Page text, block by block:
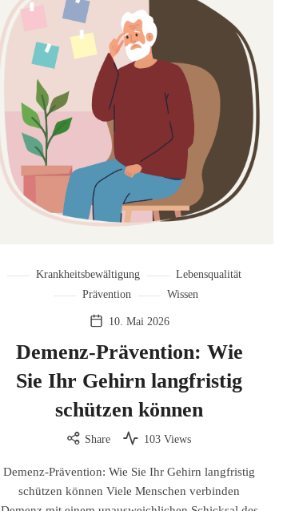
Krankheitsbewältigung
Lebensqualität
Prävention
Wissen
10. Mai 2026
Demenz-Prävention: Wie
Sie Ihr Gehirn langfristig
schützen können
Share 103 Views
Demenz-Prävention: Wie Sie Ihr Gehirn langfristig
schützen können Viele Menschen verbinden